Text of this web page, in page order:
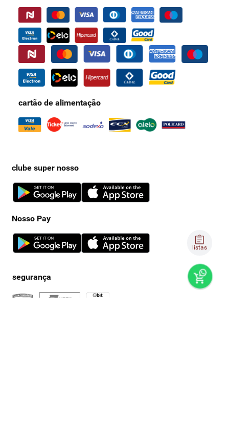
listas
cartão de alimentação
clube super nosso
Nosso Pay